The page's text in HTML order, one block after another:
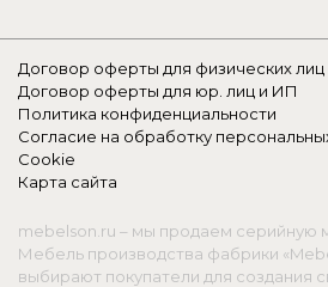
Договор оферты для физических лиц
Договор оферты для юр. лиц и ИП
Политика конфиденциальности
Согласие на обработку
Cookie
Карта сайта
mebelson.ru – мы продаем серийную
Мебель производства фабрики
выбирают покупатели для создания